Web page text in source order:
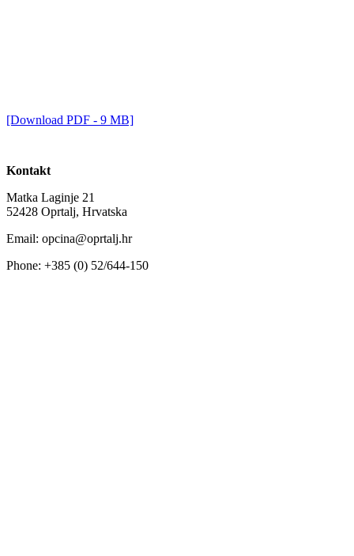
[Download PDF - 9 MB]
Kontakt
Matka Laginje 21
52428 Oprtalj, Hrvatska
Email: opcina@oprtalj.hr
Phone: +385 (0) 52/644-150